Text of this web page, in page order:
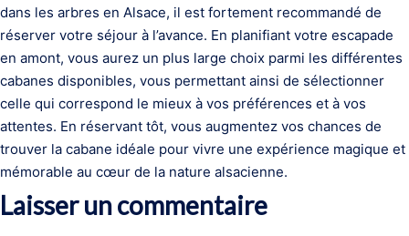
dans les arbres en Alsace, il est fortement recommandé de
réserver votre séjour à l’avance. En planifiant votre escapade
en amont, vous aurez un plus large choix parmi les différentes
cabanes disponibles, vous permettant ainsi de sélectionner
celle qui correspond le mieux à vos préférences et à vos
attentes. En réservant tôt, vous augmentez vos chances de
trouver la cabane idéale pour vivre une expérience magique et
mémorable au cœur de la nature alsacienne.
Laisser un commentaire